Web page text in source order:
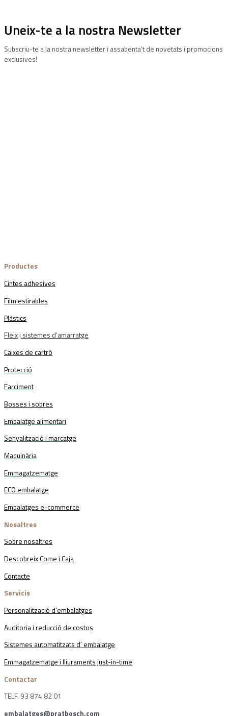
Uneix-te a la nostra Newsletter
Subscriu-te a la nostra newsletter i assabenta’t de novetats i promocions
exclusives!
Productes
Cintes adhesives
Film estirables
Plàstics
Fleix i sistemes d’amarratge
Caixes de cartró
Protecció
Farciment
Bosses i sobres
Embalatge alimentari
Senyalització i marcatge
Maquinària
Emmagatzematge
ECO embalatge
Embalatges e-commerce
Nosaltres
Sobre nosaltres
Descobreix Come i Caja
Contacte
Servicis
Personalització d’embalatges
Auditoria i reducció de costos
Sistemes automatitzats d’ embalatge
Emmagatzematge i lliuraments just-in-time
Contactar
TELF. 93 874 82 01
embalatges@pratbosch.com